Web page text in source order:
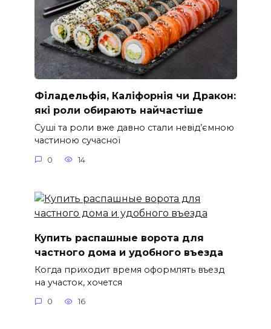
Філадельфія, Каліфорнія чи Дракон:
які роли обирають найчастіше
Суші та роли вже давно стали невід’ємною
частиною сучасної
0 14
Купить распашные ворота для
частного дома и удобного въезда
Когда приходит время оформлять въезд
на участок, хочется
0 16